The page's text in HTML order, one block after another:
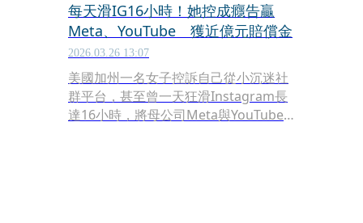
每天滑IG16小時！她控成癮告贏
Meta、YouTube 獲近億元賠償金
2026.03.26 13:07
美國加州一名女子控訴自己從小沉迷社
群平台，甚至曾一天狂滑Instagram長
達16小時，將母公司Meta與YouTube